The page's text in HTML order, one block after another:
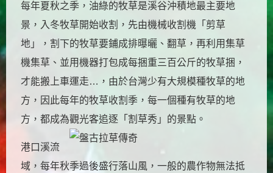
每年夏秋之季，油綠的牧草是溪谷沖積地最主要地
景，入冬牧草開始收割，先由機械收割機「剪草
地」，割下的牧草要鋪成排曝曬、翻草，再利用集草
機集草、並用機器打包成每捆重三百公斤的牧草捆，
才能搬上車運走…，由於台灣少有大規模種牧草的地
方，因此每年的牧草收割季，每一個種有牧草的地
方，都成為觀光客追逐「割草秀」的景點。
港口溪流
域，每年秋季過後盛行落山風，一般的農作物無法抵